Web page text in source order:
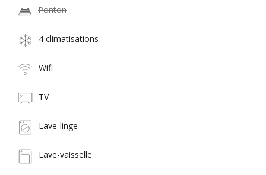
Ponton
4 climatisations
Wifi
TV
Lave-linge
Lave-vaisselle